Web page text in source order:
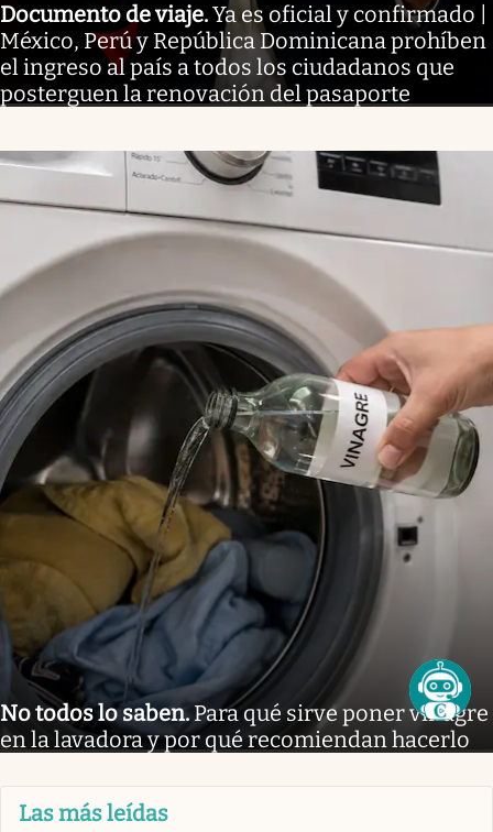
Documento de viaje.Ya es oficial y confirmado |
México, Perú y República Dominicana prohíben
el ingreso al país a todos los ciudadanos que
posterguen la renovación del pasaporte
No todos lo saben. Para qué sirve poner vinagre
en la lavadora y por qué recomiendan hacerlo
Las más leídas